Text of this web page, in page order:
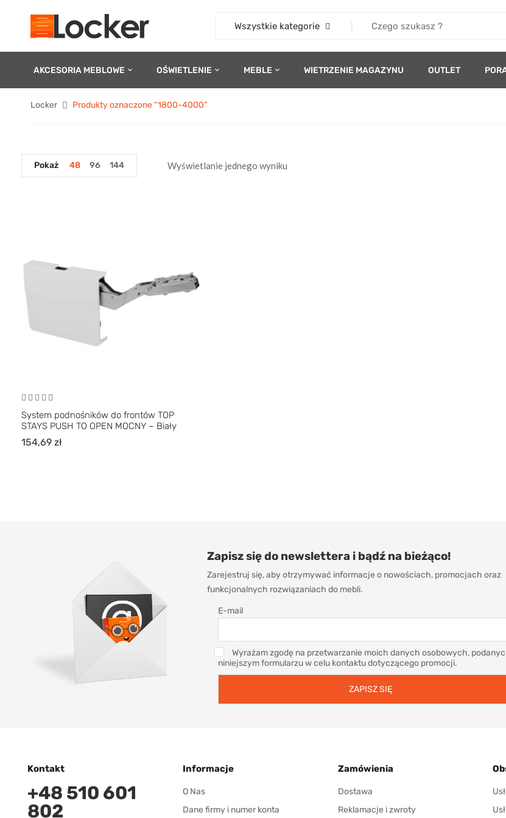
Wszystkie kategorie
AKCESORIA MEBLOWE OŚWIETLENIE MEBLE WIETRZENIE MAGAZYNU OUTLET
Locker Produkty oznaczone “1800-4000”
Wyświetlanie jednego wyniku
Pokaż 48 96 144
System podnośników do frontów TOP
STAYS PUSH TO OPEN MOCNY – Biały
154,69 zł
Zapisz się do newslettera i bądź na bieżąco!
Zarejestruj się, aby otrzymywać informacje o nowościach, promocjach oraz
funkcjonalnych rozwiązaniach do mebli.
E-mail
Wyrażam zgodę na przetwarzanie moich danych osobowych,
niniejszym formularzu w celu kontaktu dotyczącego promocji.
Kontakt
+48 510 601
802
Informacje
O Nas
Dane firmy i numer konta
Zamówienia
Dostawa
Reklamacje i zwroty